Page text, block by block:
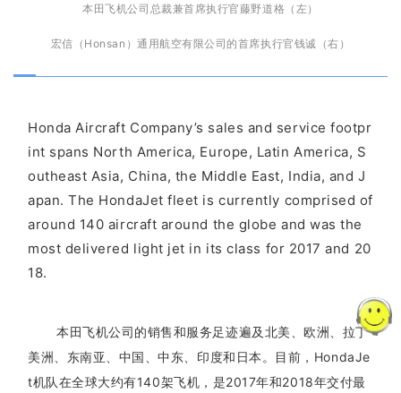
本田飞机公司总裁兼首席执行官藤野道格（左）
宏信（Honsan）通用航空有限公司的首席执行官钱诚（右）
Honda Aircraft Company’s sales and service footpr
int spans North America, Europe, Latin America, S
outheast Asia, China, the Middle East, India, and J
apan. The HondaJet fleet is currently comprised of
around 140 aircraft around the globe and was the
most delivered light jet in its class for 2017 and 20
18.
本田飞机公司的销售和服务足迹遍及北美、欧洲、拉丁
美洲、东南亚、中国、中东、印度和日本。目前， HondaJe
t机队在全球大约有140架飞机，是2017年和2018年交付最